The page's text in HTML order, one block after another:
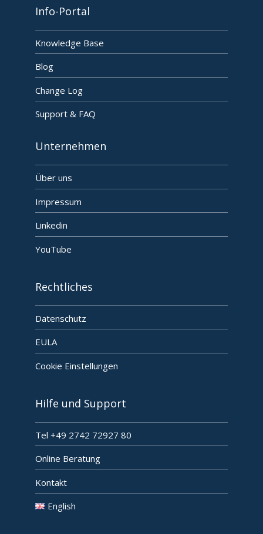
Info-Portal
Knowledge Base
Blog
Change Log
Support & FAQ
Unternehmen
Über uns
Impressum
Linkedin
YouTube
Rechtliches
Datenschutz
EULA
Cookie Einstellungen
Hilfe und Support
Tel +49 2742 72927 80
Online Beratung
Kontakt
English